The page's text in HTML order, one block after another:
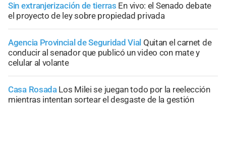
Sin extranjerización de tierras En vivo: el Senado debate
el proyecto de ley sobre propiedad privada
Agencia Provincial de Seguridad Vial Quitan el carnet de
conducir al senador que publicó un video con mate y
celular al volante
Casa Rosada Los Milei se juegan todo por la reelección
mientras intentan sortear el desgaste de la gestión